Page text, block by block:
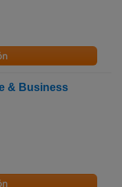
& Business